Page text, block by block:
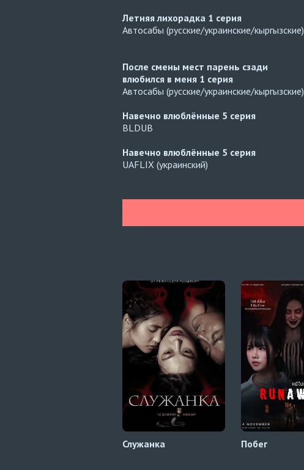
Летняя лихорадка 1 серия
Автосабы (русские/украинские/кыргызские)
После смены мест парень сзади
влюбился в меня 1 серия
Автосабы (русские/украинские/кыргызские)
Навечно влюблённые 5 серия
BLDUB
Навечно влюблённые 5 серия
UAFLIX (украинский)
Служанка Побег